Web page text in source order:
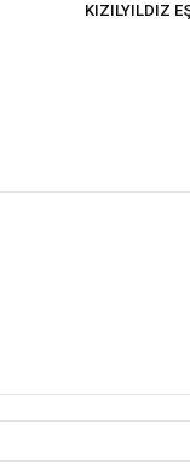
KIZILYILDIZ